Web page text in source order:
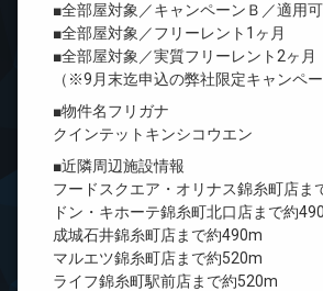
■全部屋対象／キャンペーンＢ／適用可
■全部屋対象／フリーレント1ヶ月
■全部屋対象／実質フリーレント2ヶ月
（※9月末迄申込の弊社限定キャンペー
■物件名フリガナ
クインテットキンシコウエン
■近隣周辺施設情報
フードスクエア・オリナス錦糸町店ま
ドン・キホーテ錦糸町北口店まで約
成城石井錦糸町店まで約490m
マルエツ錦糸町店まで約520m
ライフ錦糸町駅前店まで約520m